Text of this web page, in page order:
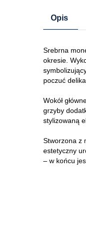
Opis
Srebrna
okresie.
poczuć
Wokół
grzyby
stylizowaną
Stworzona z
estetyczny
– w końcu